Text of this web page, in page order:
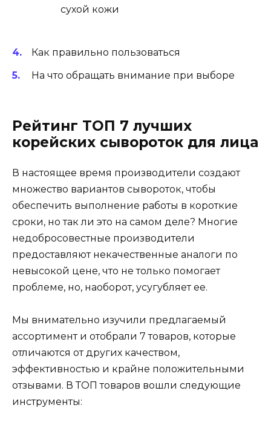
сухой кожи
Как правильно пользоваться
На что обращать внимание при выборе
Рейтинг ТОП 7 лучших
корейских сывороток для лица
В настоящее время производители создают
множество вариантов сывороток, чтобы
обеспечить выполнение работы в короткие
сроки, но так ли это на самом деле? Многие
недобросовестные производители
предоставляют некачественные аналоги по
невысокой цене, что не только помогает
проблеме, но, наоборот, усугубляет ее.
Мы внимательно изучили предлагаемый
ассортимент и отобрали 7 товаров, которые
отличаются от других качеством,
эффективностью и крайне положительными
отзывами. В ТОП товаров вошли следующие
инструменты: